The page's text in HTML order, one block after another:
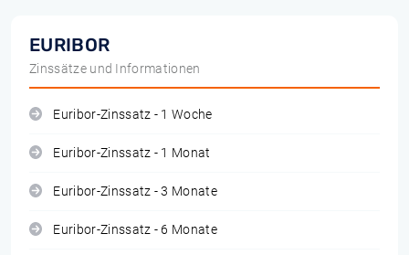
EURIBOR
Zinssätze und Informationen
Euribor-Zinssatz - 1 Woche
Euribor-Zinssatz - 1 Monat
Euribor-Zinssatz - 3 Monate
Euribor-Zinssatz - 6 Monate